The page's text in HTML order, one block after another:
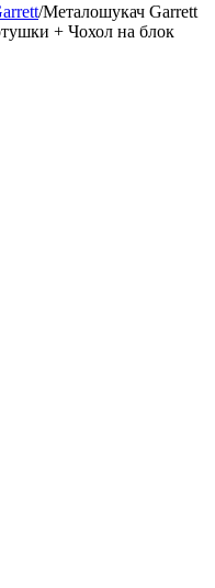
/Металошукач Garrett
+ Чохол на блок